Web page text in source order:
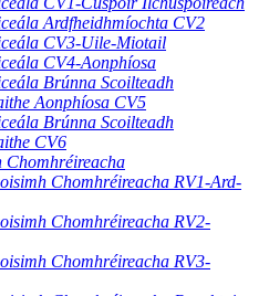
Ardfheidhmíochta CV2
CV3-Uile-Miotail
CV4-Aonphíosa
Brúnna Scoilteadh
Aonphíosa CV5
Brúnna Scoilteadh
CV6
Chomhréireacha RV1-Ard-
Chomhréireacha RV2-
Chomhréireacha RV3-